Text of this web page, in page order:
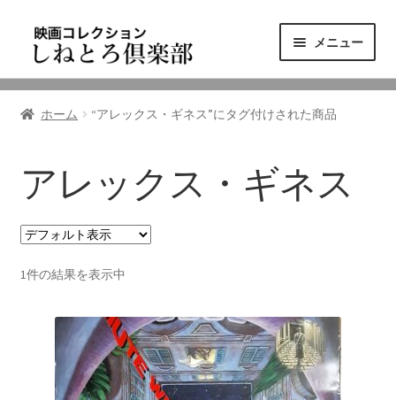
ゲ
シ
キ
プ
テ
ツ
プ
メニュー
ニュース
東三河の映画館
しねとろ倶楽部について
リンクの旅
ホーム “アレックス・ギネス”にタグ付けされた商品
アレックス・ギネス
1件の結果を表示中